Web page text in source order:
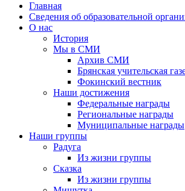
Главная
Сведения об образовательной
О нас
История
Мы в СМИ
Архив СМИ
Брянская учительская
Фокинский вестник
Наши достижения
Федеральные награды
Региональные награды
Муниципальные награды
Наши группы
Радуга
Из жизни группы
Сказка
Из жизни группы